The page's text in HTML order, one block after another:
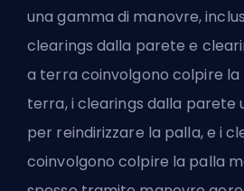
una gamma di manovre,
clearings dalla parete e
a terra coinvolgono colpire
terra, i clearings dalla parete
per reindirizzare la palla, e i
coinvolgono colpire la palla